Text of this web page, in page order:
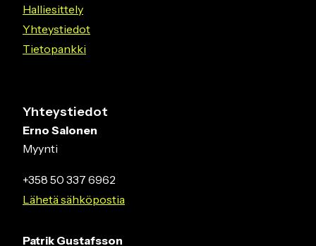
Halliesittely
Yhteystiedot
Tietopankki
Yhteystiedot
Erno Salonen
Myynti
+358 50 337 6962
Lähetä sähköpostia
Patrik Gustafsson